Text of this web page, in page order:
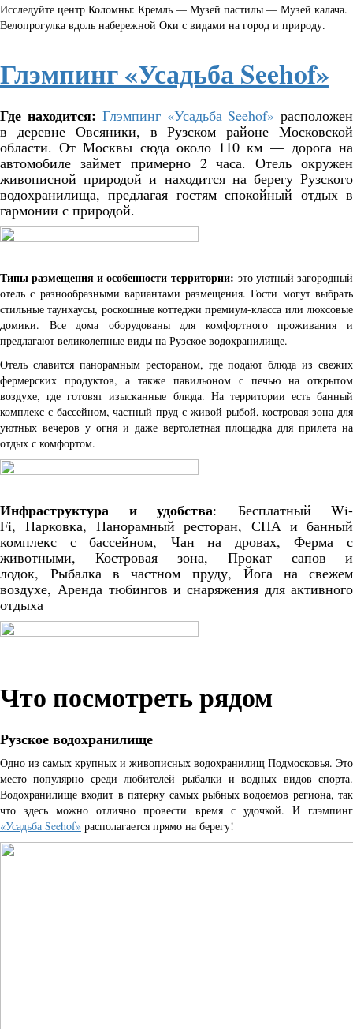
Исследуйте центр Коломны: Кремль — Музей пастилы — Музей калача.
Велопрогулка вдоль набережной Оки с видами на город и природу.
Глэмпинг «Усадьба Seehof»
Где находится:Глэмпинг «Усадьба Seehof» расположен
в деревне Овсяники, в Рузском районе Московской
области. От Москвы сюда около 110 км — дорога на
автомобиле займет примерно 2 часа. Отель окружен
живописной природой и находится на берегу Рузского
водохранилища, предлагая гостям спокойный отдых в
гармонии с природой.
Типы размещения и особенности территории: это уютный загородный
отель с разнообразными вариантами размещения. Гости могут выбрать
стильные таунхаусы, роскошные коттеджи премиум-класса или люксовые
домики. Все дома оборудованы для комфортного проживания и
предлагают великолепные виды на Рузское водохранилище.
Отель славится панорамным рестораном, где подают блюда из свежих
фермерских продуктов, а также павильоном с печью на открытом
воздухе, где готовят изысканные блюда. На территории есть банный
комплекс с бассейном, частный пруд с живой рыбой, костровая зона для
уютных вечеров у огня и даже вертолетная площадка для прилета на
отдых с комфортом.
Инфраструктура и удобства: Бесплатный Wi-
Fi, Парковка, Панорамный ресторан, СПА и банный
комплекс с бассейном, Чан на дровах,Ферма с
животными,Костровая зона,Прокат сапов и
лодок,Рыбалка в частном пруду, Йога на свежем
воздухе,Аренда тюбингов и снаряжения для активного
отдыха
Что посмотреть рядом
Рузское водохранилище
Одно из самых крупных и живописных водохранилищ Подмосковья. Это
место популярно среди любителей рыбалки и водных видов спорта.
Водохранилище входит в пятерку самых рыбных водоемов региона, так
что здесь можно отлично провести время с удочкой. И глэмпинг
«Усадьба Seehof» располагается прямо на берегу!